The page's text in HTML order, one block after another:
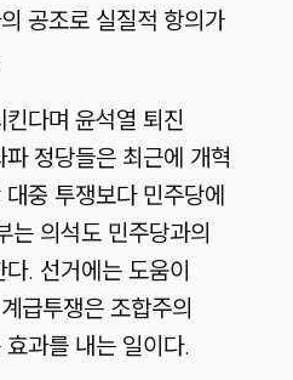
공조로 실질적 항의가
다며 윤석열 퇴진
정당들은 최근에 개혁
중 투쟁보다 민주당에
는 의석도 민주당과의
. 선거에는 도움이
급투쟁은 조합주의
과를 내는 일이다.